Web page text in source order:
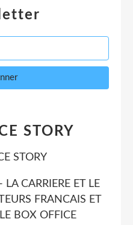
STORY
CARRIERE ET LE
FRANCAIS ET
BOX OFFICE